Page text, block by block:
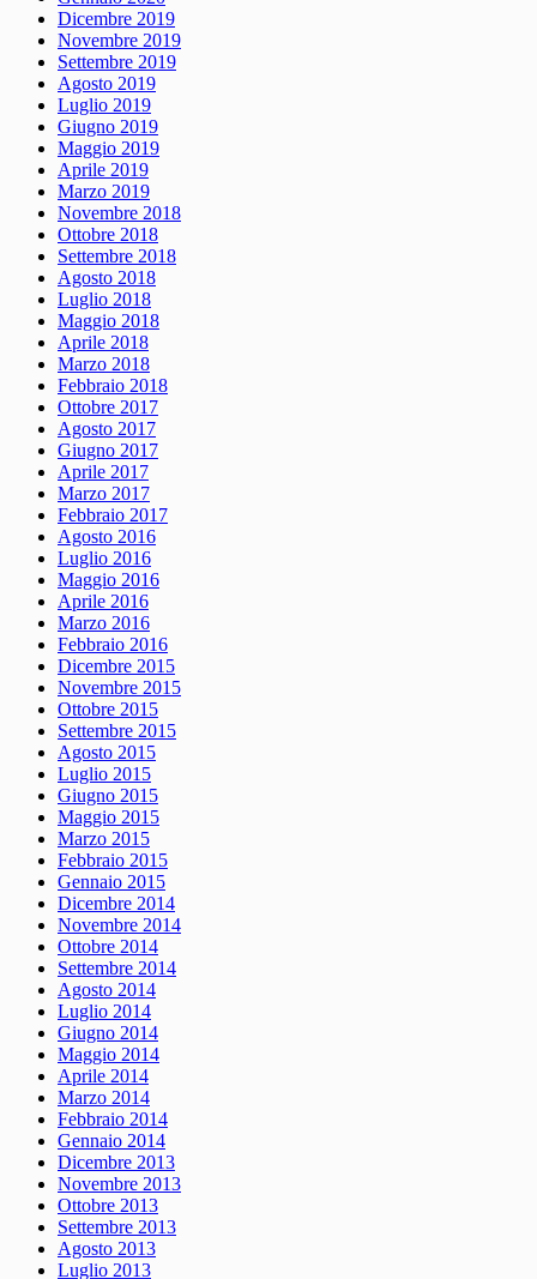
Dicembre 2019
Novembre 2019
Settembre 2019
Agosto 2019
Luglio 2019
Giugno 2019
Maggio 2019
Aprile 2019
Marzo 2019
Novembre 2018
Ottobre 2018
Settembre 2018
Agosto 2018
Luglio 2018
Maggio 2018
Aprile 2018
Marzo 2018
Febbraio 2018
Ottobre 2017
Agosto 2017
Giugno 2017
Aprile 2017
Marzo 2017
Febbraio 2017
Agosto 2016
Luglio 2016
Maggio 2016
Aprile 2016
Marzo 2016
Febbraio 2016
Dicembre 2015
Novembre 2015
Ottobre 2015
Settembre 2015
Agosto 2015
Luglio 2015
Giugno 2015
Maggio 2015
Marzo 2015
Febbraio 2015
Gennaio 2015
Dicembre 2014
Novembre 2014
Ottobre 2014
Settembre 2014
Agosto 2014
Luglio 2014
Giugno 2014
Maggio 2014
Aprile 2014
Marzo 2014
Febbraio 2014
Gennaio 2014
Dicembre 2013
Novembre 2013
Ottobre 2013
Settembre 2013
Agosto 2013
Luglio 2013